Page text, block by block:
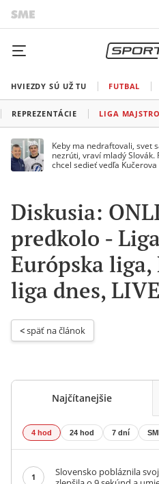
HVIEZDY SÚ UŽ TU FUTBAL
REPREZENTÁCIE LIGA
Keby ma nedraftovali, svet
nezrúti, vraví mladý Slovák.
chcel sedieť vedľa Kučerova
Diskusia:
predkolo -
Európska
liga dnes, LIVE
< späť na článok
Najčítanejšie
4 hod 24 hod 7 dní
1
Slovensko pobláznila